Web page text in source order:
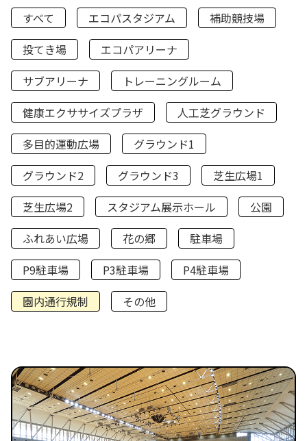
すべて エコパスタジアム
補助競技場
投てき場
エコパアリーナ
サブアリーナ
トレーニングルーム
健康エクササイズプラザ
人工芝グラウンド
多目的運動広場
グラウンド1
グラウンド2
グラウンド3
芝生広場1
芝生広場2
スタジアム展示ホール
公園
ふれあい広場
花の郷
駐車場
P9駐車場
P3駐車場
P4駐車場
園内通行規制
その他